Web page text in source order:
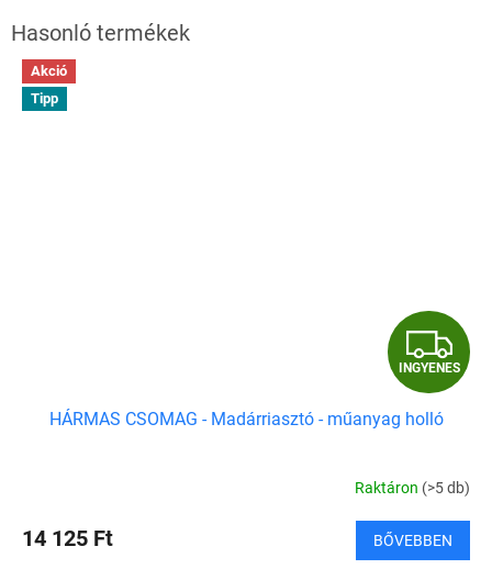
Akció
Tipp
I
N
Y
E
INGYENES
HÁRMAS CSOMAG - Madárriasztó - műanyag holló
Raktáron (>5 db)
14 125 Ft BŐVEBBEN